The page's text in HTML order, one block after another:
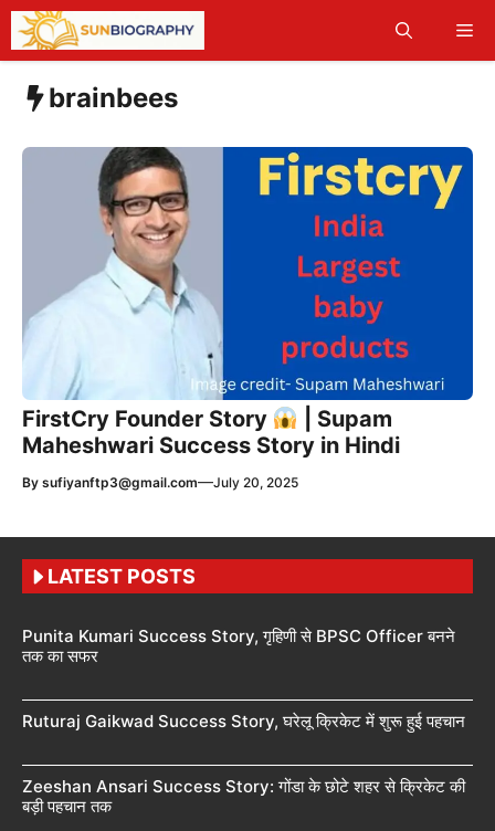
Skip
content
brainbees
FirstCry Founder Story
| Supam
Maheshwari Success Story in Hindi
By sufiyanftp3@gmail.com—July 20, 2025
LATEST POSTS
Punita Kumari Success Story, गृहिणी से BPSC Officer बनने
तक का सफर
Ruturaj Gaikwad Success Story, घरेलू क्रिकेट में शुरू हुई पहचान
Zeeshan Ansari Success Story: गोंडा के छोटे शहर से क्रिकेट की
बड़ी पहचान तक